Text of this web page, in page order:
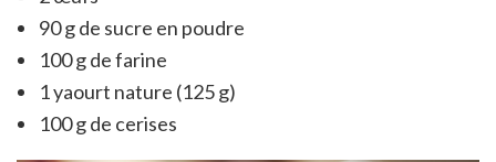
90 g de sucre en poudre
100 g de farine
1 yaourt nature (125 g)
100 g de cerises